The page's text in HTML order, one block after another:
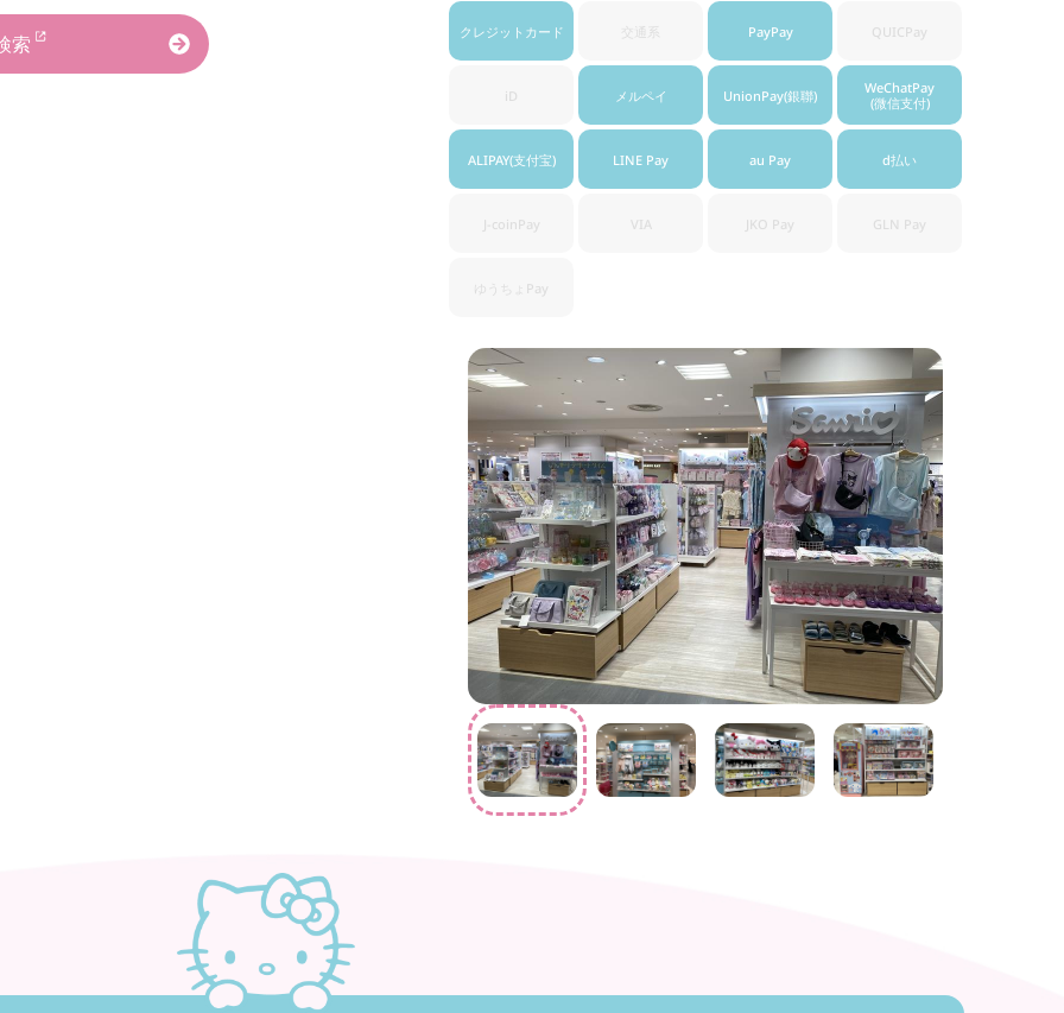
索 クレジット カード 交通系 PayPay QUICPay
iD メルペイ UnionPay(銀聯)
WeChatPay
(微信支付)
ALIPAY(支付宝) LINE Pay au Pay d払い
J-coinPay VIA JKO Pay GLN Pay
ゆうちょ Pay